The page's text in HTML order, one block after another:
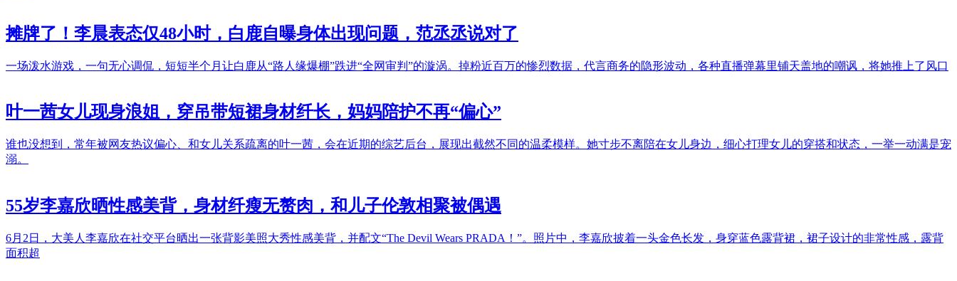
摊牌了！李晨表态仅48小时，白鹿自曝身体出现问题，范丞丞说对了
一场泼水游戏，一句无心调侃，短短半个月让白鹿从“路人缘爆棚”跌进“全网审判”的漩涡。掉粉近百万的惨烈数据，代言商务的隐形波动，各种直播弹幕里铺天盖地的嘲讽，将她推上了风口
叶一茜女儿现身浪姐，穿吊带短裙身材纤长，妈妈陪护不再“偏心”
谁也没想到，常年被网友热议偏心、和女儿关系疏离的叶一茜，会在近期的综艺后台，展现出截然不同的温柔模样。她寸步不离陪在女儿身边，细心打理女儿的穿搭和状态，一举一动满是宠
溺。
55岁李嘉欣晒性感美背，身材纤瘦无赘肉，和儿子伦敦相聚被偶遇
6月2日，大美人李嘉欣在社交平台晒出一张背影美照大秀性感美背，并配文“The Devil Wears PRADA！”。照片中，李嘉欣披着一头金色长发，身穿蓝色露背裙，裙子设计的非常性感，露背
面积超